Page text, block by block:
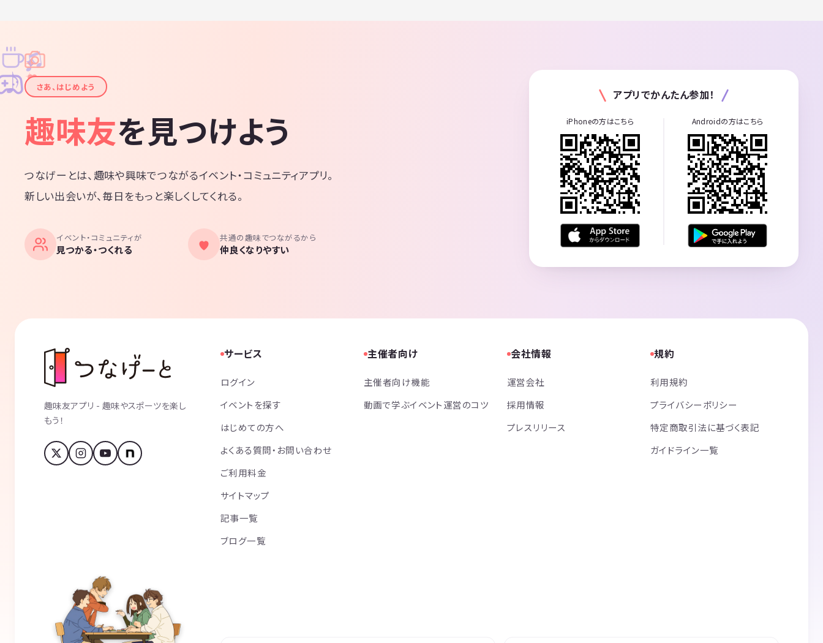
✦
✦
✧
✧
♪
♫
さあ、はじめよう
趣味友を見つけよう
つなげーとは、趣味や興味でつながるイベント・コミュニティアプリ。
新しい出会いが、毎日をもっと楽しくしてくれる。
イベント・コミュニティが
見つかる・つくれる
共通の趣味でつながるから
仲良くなりやすい
アプリでかんたん参加！
iPhoneの方はこちら Androidの方はこちら
趣味友アプリ - 趣味やスポーツを楽し
もう！
サービス
ログイン
イベントを探す
はじめての方へ
よくある質問・お問い合わせ
ご利用料金
サイトマップ
記事一覧
ブログ一覧
主催者向け
主催者向け機能
動画で学ぶイベント運営のコツ
会社情報
運営会社
採用情報
プレスリリース
規約
利用規約
プライバシーポリシー
特定商取引法に基づく表記
ガイドライン一覧